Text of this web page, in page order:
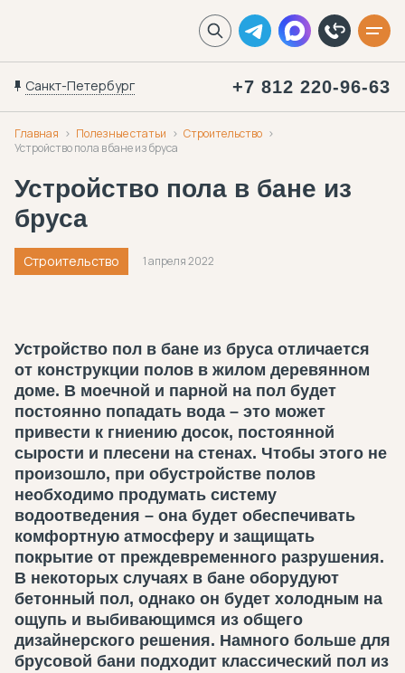
Санкт-Петербург +7 812 220-96-63
Главная Полезные статьи
Строительство
Устройство пола в бане из бруса
Устройство пола в бане из
бруса
Строительство 1 апреля 2022
Устройство пол в бане из бруса отличается
от конструкции полов в жилом деревянном
доме. В моечной и парной на пол будет
постоянно попадать вода – это может
привести к гниению досок, постоянной
сырости и плесени на стенах. Чтобы этого не
произошло, при обустройстве полов
необходимо продумать систему
водоотведения – она будет обеспечивать
комфортную атмосферу и защищать
покрытие от преждевременного разрушения.
В некоторых случаях в бане оборудуют
бетонный пол, однако он будет холодным на
ощупь и выбивающимся из общего
дизайнерского решения. Намного больше для
брусовой бани подходит классический пол из